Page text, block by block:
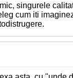
singurele
cum iti